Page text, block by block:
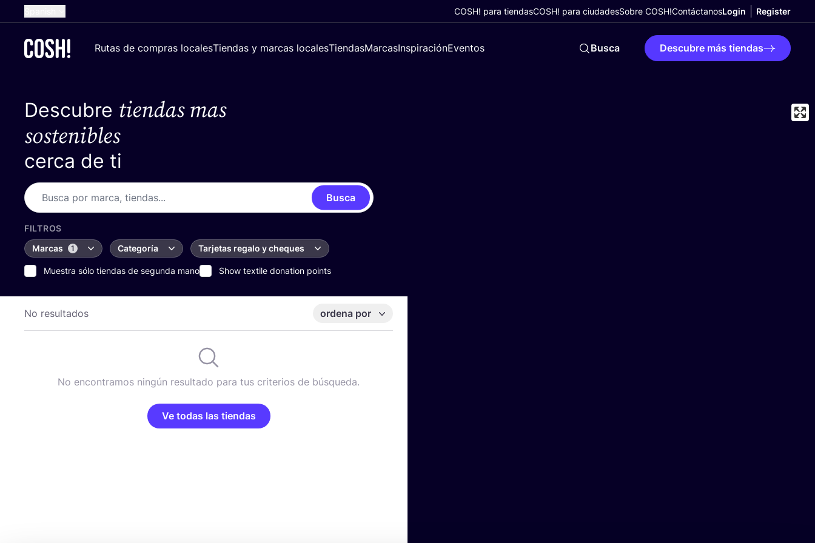
Dutch
German
COSH! para tiendasCOSH! para ciudadesSobre COSH!ContáctanosLogin Register
Rutas de compras localesTiendas y marcas localesTiendasMarcasInspiraciónEventos Busca Descubre más tiendas
Descubre tiendas mas
sostenibles
cerca de ti
Busca
FILTROS
Marcas
1 Categoría Tarjetas regalo y cheques
Muestra sólo tiendas de segunda mano Show textile donation points
No resultados ordena por
No encontramos ningún resultado para tus criterios de búsqueda.
Ve todas las tiendas